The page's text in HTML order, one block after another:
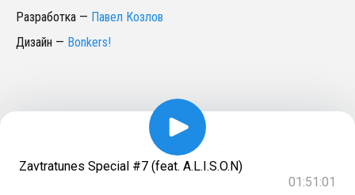
Разработка — Павел Козлов
Дизайн — Bonkers!
Zavtratunes Special #7 (feat. A.L.I.S.O.N)
01:51:01